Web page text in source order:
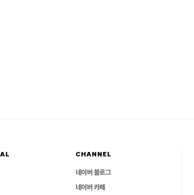
CHANNEL
네이버 블로그
네이버 카페